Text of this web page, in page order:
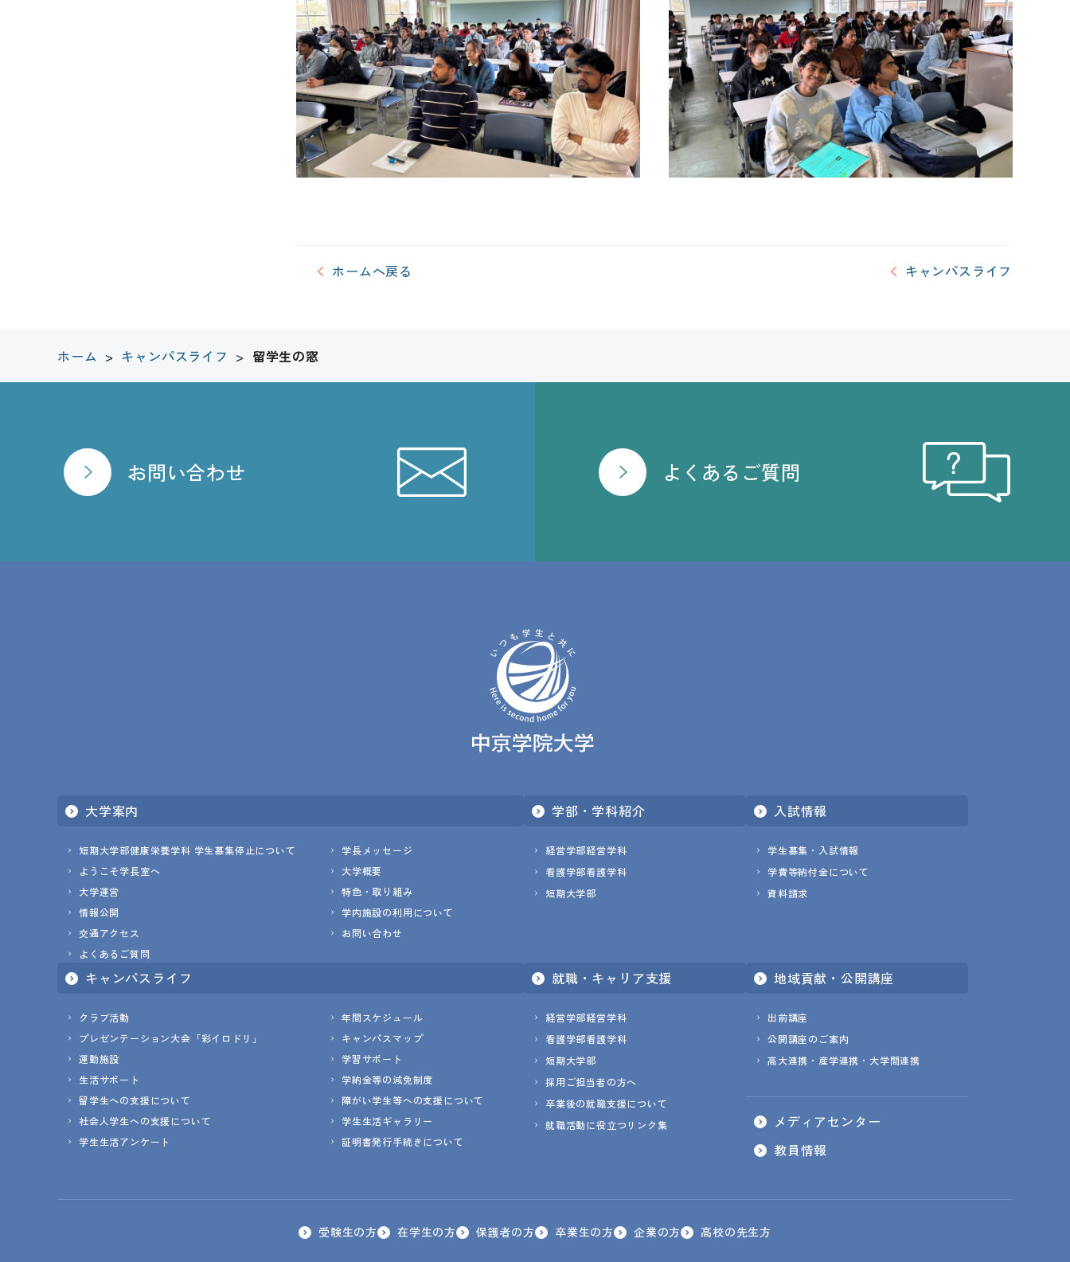
キャンパスライフ
ホームへ戻る
ホーム > キャンパスライフ > 留学生の窓
お問い合わせ よくあるご質問
大学案内
短期大学部健康栄養学科 学生募集停止について
学長メッセージ
ようこそ学長室へ
大学概要
大学運営
特色・取り組み
情報公開
学内施設の利用について
交通アクセス
お問い合わせ
よくあるご質問
学部・学科紹介
経営学部経営学科
看護学部看護学科
短期大学部
入試情報
学生募集・入試情報
学費等納付金について
資料請求
キャンパスライフ
クラブ活動
年間スケジュール
プレゼンテーション大会「彩イロドリ」
キャンパスマップ
運動施設
学習サポート
生活サポート
学納金等の減免制度
留学生への支援について
障がい学生等への支援について
社会人学生への支援について
学生生活ギャラリー
学生生活アンケート
証明書発行手続きについて
就職・キャリア支援
経営学部経営学科
看護学部看護学科
短期大学部
採用ご担当者の方へ
卒業後の就職支援について
就職活動に役立つリンク集
地域貢献・公開講座
出前講座
公開講座のご案内
高大連携・産学連携・大学間連携
メディアセンター
教員情報
受験生の方 在学生の方 保護者の方 卒業生の方 企業の方 高校の先生方